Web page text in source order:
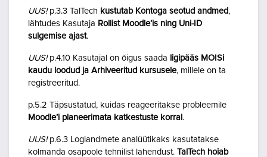
UUS!p.3.3 TalTech kustutab Kontoga seotud andmed,
lähtudes Kasutaja Rollist Moodle’is ning Uni-ID
sulgemise ajast.
UUS!p.4.10 Kasutajal on õigus saada ligipääs MOISi
kaudu loodud ja Arhiveeritud kursusele, millele on ta
registreeritud.
p.5.2 Täpsustatud, kuidas reageeritakse probleemile
Moodle’i planeerimata katkestuste korral .
UUS!p.6.3 Logiandmete analüütikaks kasutatakse
kolmanda osapoole tehnilist lahendust. TalTech hoiab